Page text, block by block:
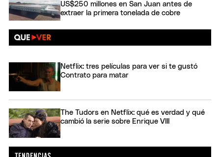
US$250 millones en San Juan antes de
extraer la primera tonelada de cobre
Netflix: tres películas para ver si te gustó
Contrato para matar
The Tudors en Netflix: qué es verdad y qué
cambió la serie sobre Enrique VIII